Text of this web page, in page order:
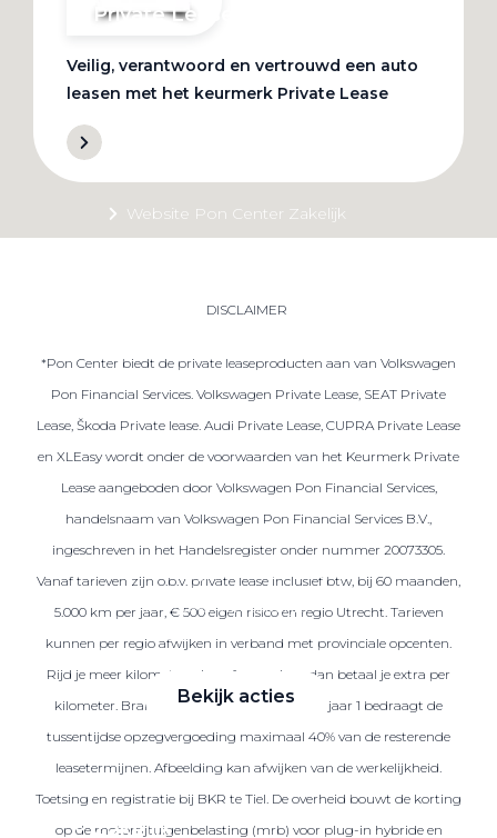
Private Lease
Website Pon Center Zakelijk
Berijdersinfo
Zakelijke Lease acties
Profiteer van zakelijk
voordeel
Bekijk acties
Zakelijk
Veilig, verantwoord en vertrouwd een auto
leasen met het keurmerk Private Lease
DISCLAIMER
*Pon Center biedt de private leaseproducten aan van Volkswagen
Pon Financial Services. Volkswagen Private Lease, SEAT Private
Lease, Škoda Private lease. Audi Private Lease, CUPRA Private Lease
en XLEasy wordt onder de voorwaarden van het Keurmerk Private
Lease aangeboden door Volkswagen Pon Financial Services,
handelsnaam van Volkswagen Pon Financial Services B.V.,
ingeschreven in het Handelsregister onder nummer 20073305.
Vanaf tarieven zijn o.b.v. private lease inclusief btw, bij 60 maanden,
5.000 km per jaar, € 500 eigen risico en regio Utrecht. Tarieven
kunnen per regio afwijken in verband met provinciale opcenten.
Rijd je meer kilometers dan afgesproken, dan betaal je extra per
kilometer. Brandstof is niet inbegrepen. Na jaar 1 bedraagt de
tussentijdse opzegvergoeding maximaal 40% van de resterende
leasetermijnen. Afbeelding kan afwijken van de werkelijkheid.
Toetsing en registratie bij BKR te Tiel. De overheid bouwt de korting
op de motorrijtuigenbelasting (mrb) voor plug-in hybride en